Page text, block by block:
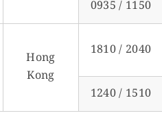
0935 / 1150
Hong
Kong
1810 / 2040
1240 / 1510